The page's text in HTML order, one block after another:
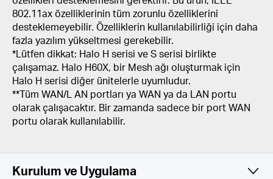
802.11ax özelliklerinin tüm zorunlu özelliklerini
desteklemeyebilir. Özelliklerin kullanılabilirliği için daha
fazla yazılım yükseltmesi gerekebilir.
*Lütfen dikkat: Halo H serisi ve S serisi birlikte
çalışamaz. Halo H60X, bir Mesh ağı oluşturmak için
Halo H serisi diğer ünitelerle uyumludur.
**Tüm WAN/L AN portları ya WAN ya da LAN portu
olarak çalışacaktır. Bir zamanda sadece bir port WAN
portu olarak kullanılabilir.
Kurulum ve Uygulama